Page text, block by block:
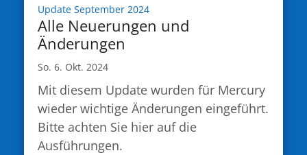
Update September 2024:
Alle Neuerungen und
Änderungen
So. 6. Okt. 2024
Mit diesem Update wurden für Mercury
wieder wichtige Änderungen eingeführt.
Bitte achten Sie hier auf die
Ausführungen.